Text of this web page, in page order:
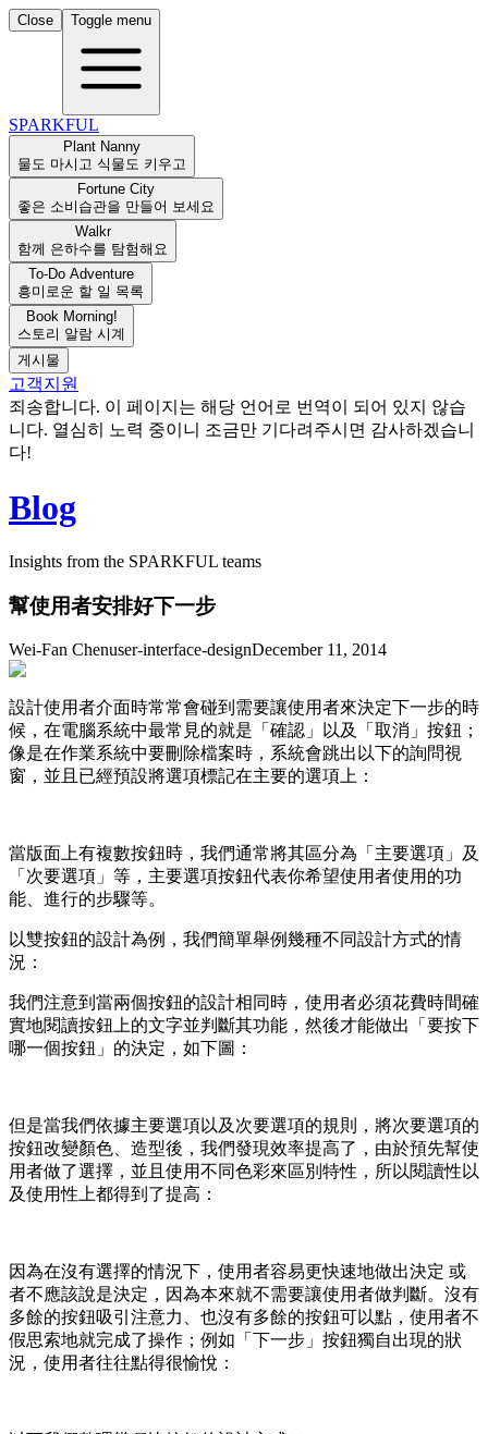
Close Toggle menu
SPARKFUL
Plant Nanny
물도 마시고 식물도 키우고
Fortune City
좋은 소비습관을 만들어 보세요
Walkr
함께 은하수를 탐험해요
To-Do Adventure
흥미로운 할 일 목록
Book Morning!
스토리 알람 시계
게시물
고객지원
죄송합니다. 이 페이지는 해당 언어로 번역이 되어 있지 않습
니다. 열심히 노력 중이니 조금만 기다려주시면 감사하겠습니
다!
Blog
Insights from the SPARKFUL teams
幫使用者安排好下一步
Wei-Fan Chenuser-interface-designDecember 11, 2014
設計使用者介面時常常會碰到需要讓使用者來決定下一步的時
候，在電腦系統中最常見的就是「確認」以及「取消」按鈕；
像是在作業系統中要刪除檔案時，系統會跳出以下的詢問視
窗，並且已經預設將選項標記在主要的選項上：
當版面上有複數按鈕時，我們通常將其區分為「主要選項」及
「次要選項」等，主要選項按鈕代表你希望使用者使用的功
能、進行的步驟等。
以雙按鈕的設計為例，我們簡單舉例幾種不同設計方式的情
況：
我們注意到當兩個按鈕的設計相同時，使用者必須花費時間確
實地閱讀按鈕上的文字並判斷其功能，然後才能做出「要按下
哪一個按鈕」的決定，如下圖：
但是當我們依據主要選項以及次要選項的規則，將次要選項的
按鈕改變顏色、造型後，我們發現效率提高了，由於預先幫使
用者做了選擇，並且使用不同色彩來區別特性，所以閱讀性以
及使用性上都得到了提高：
因為在沒有選擇的情況下，使用者容易更快速地做出決定 或
者不應該說是決定，因為本來就不需要讓使用者做判斷。沒有
多餘的按鈕吸引注意力、也沒有多餘的按鈕可以點，使用者不
假思索地就完成了操作；例如「下一步」按鈕獨自出現的狀
況，使用者往往點得很愉悅：